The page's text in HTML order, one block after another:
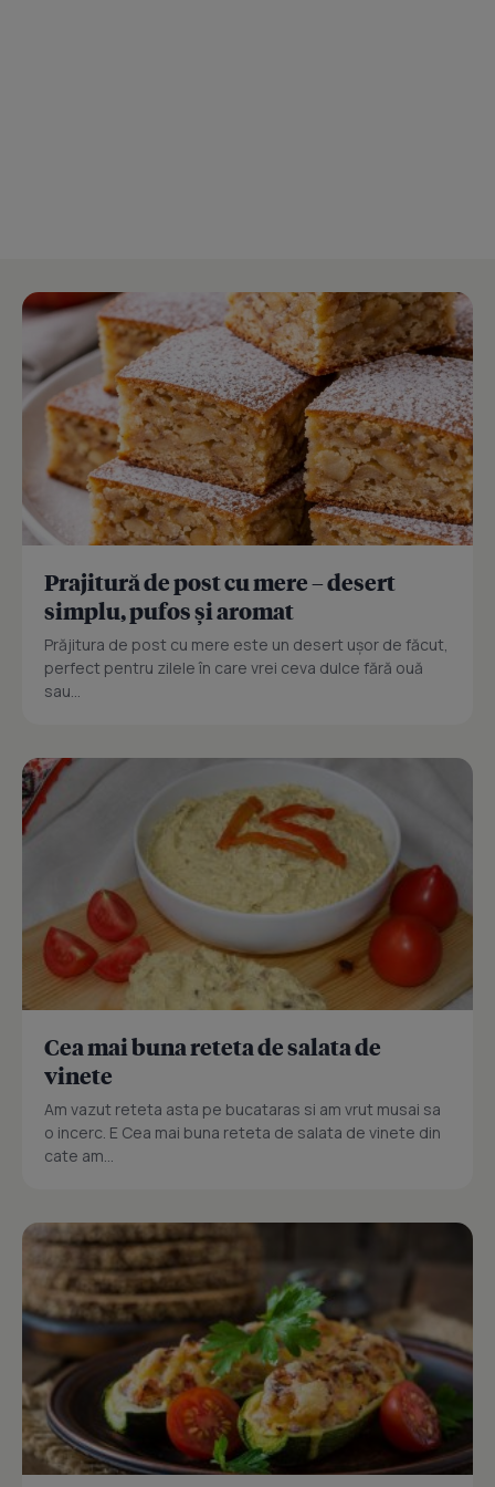
Prajitură de post cu mere – desert
simplu, pufos și aromat
Prăjitura de post cu mere este un desert ușor de făcut,
perfect pentru zilele în care vrei ceva dulce fără ouă
sau...
Cea mai buna reteta de salata de
vinete
Am vazut reteta asta pe bucataras si am vrut musai sa
o incerc. E Cea mai buna reteta de salata de vinete din
cate am...